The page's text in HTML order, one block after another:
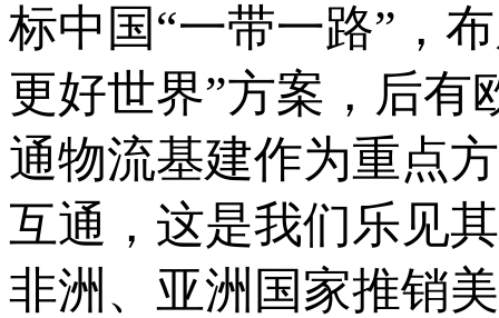
标中国“一带一路”，
更好世界”方案，后有
通物流基建作为重点
互通，这是我们乐见
非洲、亚洲国家推销